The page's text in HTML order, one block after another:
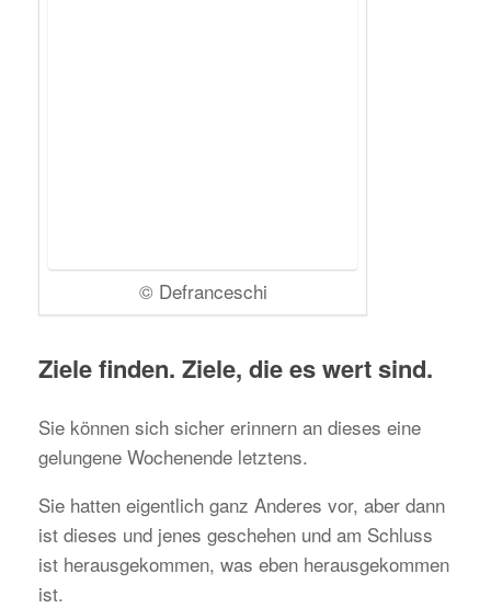
© Defranceschi
Ziele finden. Ziele, die es wert sind.
Sie können sich sicher erinnern an dieses eine
gelungene Wochenende letztens.
Sie hatten eigentlich ganz Anderes vor, aber dann
ist dieses und jenes geschehen und am Schluss
ist herausgekommen, was eben herausgekommen
ist.